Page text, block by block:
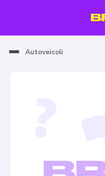
Autoveicoli